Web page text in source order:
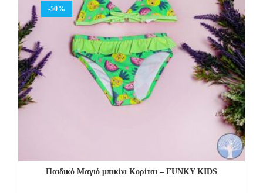
-50%
Παιδικό Μαγιό μπικίνι Κορίτσι – FUNKY KIDS